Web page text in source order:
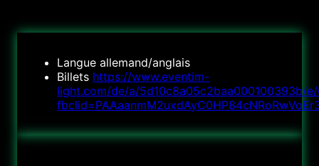
Langue allemand/anglais
Billets https://www.eventim-
light.com/de/a/5d10c8a05c2baa000100393b/